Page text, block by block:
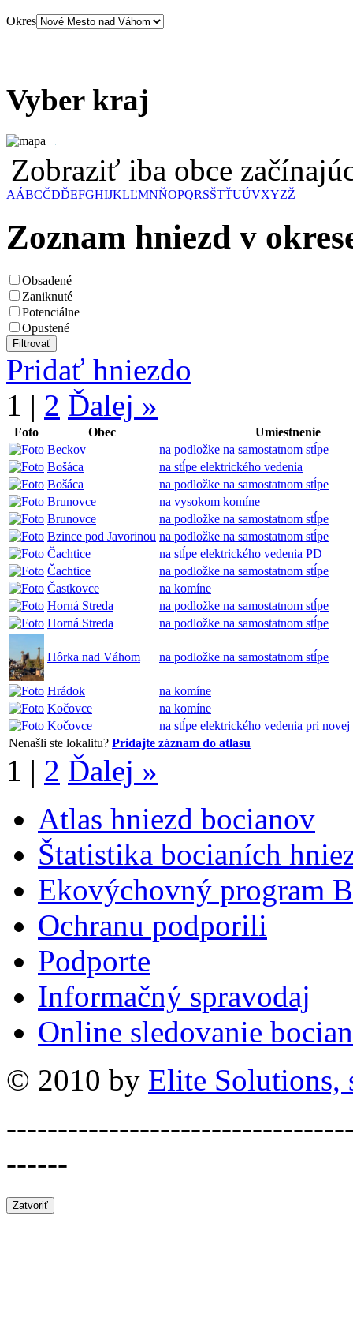
Okres
Vyber kraj
Zobraziť iba obce
AÁBCČDĎEFGHIJKLĽMNŇOPQRSŠTŤUÚVXYZŽ
Zoznam hniezd v
Obsadené
Zaniknuté
Potenciálne
Opustené
Pridať hniezdo
1 | 2 Ďalej »
Foto Obec
Umiestnenie
Beckov
na podložke na samostatnom stĺpe
Bošáca
na stĺpe elektrického vedenia
Bošáca
na podložke na samostatnom stĺpe
Brunovce
na vysokom komíne
Brunovce
na podložke na samostatnom stĺpe
Bzince pod Javorinou na podložke na samostatnom stĺpe
Čachtice
na stĺpe elektrického vedenia PD
Čachtice
na podložke na samostatnom stĺpe
Častkovce
na komíne
Horná Streda
na podložke na samostatnom stĺpe
Horná Streda
na podložke na samostatnom stĺpe
Hôrka nad Váhom na podložke na samostatnom stĺpe
Hrádok
na komíne
Kočovce
na komíne
Kočovce
na stĺpe elektrického vedenia pri
Nenašli ste lokalitu? Pridajte záznam do atlasu
1 | 2 Ďalej »
Atlas hniezd bocianov
Štatistika bocianích
Ekovýchovný program
Ochranu podporili
Podporte
Informačný spravodaj
Online sledovanie
© 2010 by Elite Solutions,
------